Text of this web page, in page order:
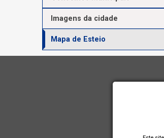
Imagens da cidade
Mapa de Esteio